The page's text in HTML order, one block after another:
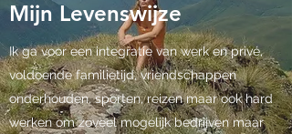
Mijn Levenswijze
Ik ga voor een integratie van werk en privé,
voldoende familietijd, vriendschappen
onderhouden, sporten, reizen maar ook hard
werken om zoveel mogelijk bedrijven maar